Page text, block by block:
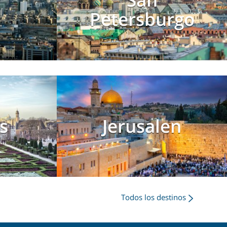
Petersburgo
Jerusalen
Todos los destinos